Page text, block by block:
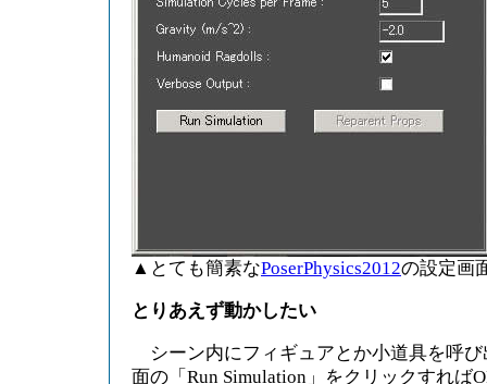
▲とても簡素なPoserPhysics2012の設定画
とりあえず動かしたい
シーン内にフィギュアとか小道具を呼び
面の「Run Simulation」をクリックすれば